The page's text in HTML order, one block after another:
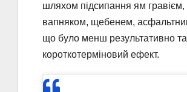
шляхом підсипання ям гравієм,
вапняком, щебенем,
що було менш результативно
короткотерміновий ефект.